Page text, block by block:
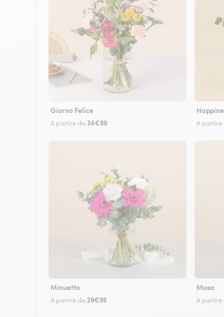
Giorno Felice
A partire da 34€99 A
Minuetto
A partire da 29€99
Musa
A